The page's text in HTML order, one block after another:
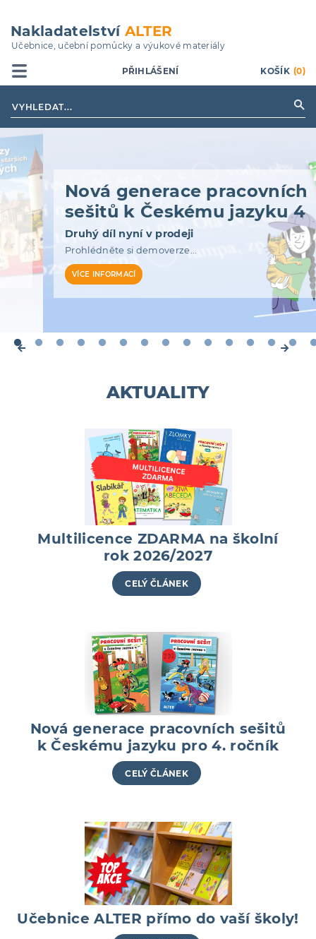
hlavnímu
obsahu
Nakladatelství ALTER
Učebnice, učební pomůcky a výukové materiály
PŘIHLÁŠENÍ KOŠÍK (0)
Nová generace pracovních
sešitů k Českému jazyku 4
Druhý díl nyní v prodeji
Prohlédněte si demoverze...
VÍCE INFORMACÍ
AKTUALITY
Multilicence ZDARMA na školní
rok 2026/2027
CELÝ ČLÁNEK
Nová generace pracovních sešitů
k Českému jazyku pro 4. ročník
CELÝ ČLÁNEK
Učebnice ALTER přímo do vaší školy!